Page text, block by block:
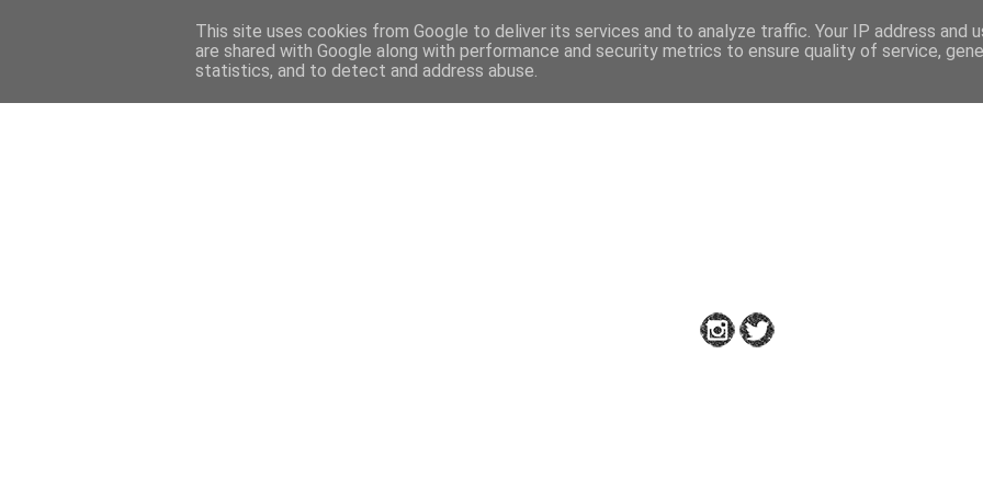
This site uses cookies from Google to deliver its services and to analyze traffic. Your IP address and
are shared with Google along with performance and security metrics to ensure quality of service,
statistics, and to detect and address abuse.